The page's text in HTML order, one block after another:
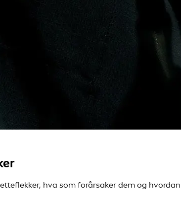
hva som forårsaker dem og